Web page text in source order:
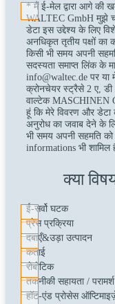
* मैं ई-मेल द्वारा आगे की
WALTEC GmbH मुझे
डेटा इस उद्देश्य के लिए
अनधिकृत तृतीय पक्षों का
किसी भी समय अपनी
सदस्यता समाप्त लिंक के
info@waltec.de पर या
क्रोनचेयर स्ट्रैसे 2 ए, डी
वाल्टेक MASCHINEN
हूं कि मेरे विवरण और डेटा
अनुरोध का जवाब देने के
भी समय अपनी सहमति
informations भी शामिल
क्या
ई-सर्वो घटक
प्रेस प्रक्रिया
दबाएँ&उड़ा उत्पादन
कताई
रोबोटिक
तकनीकी सहायता / परामर्श
हॉट-एंड प्रोसेस